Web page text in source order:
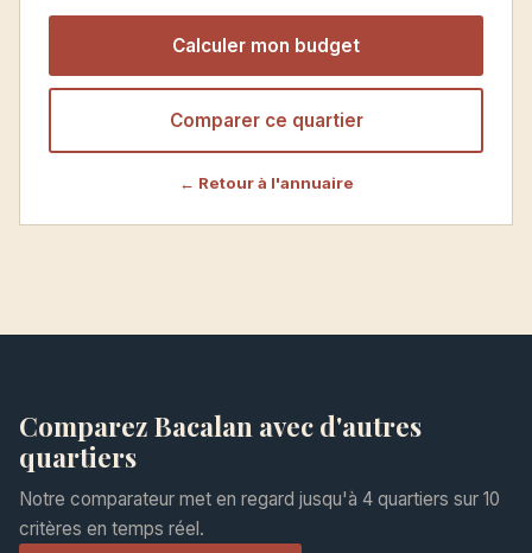
Calculer mon budget
Comparer ce quartier
← Retour à l'annuaire
Comparez Bacalan avec d'autres
quartiers
Notre comparateur met en regard jusqu'à 4 quartiers sur 10
critères en temps réel.